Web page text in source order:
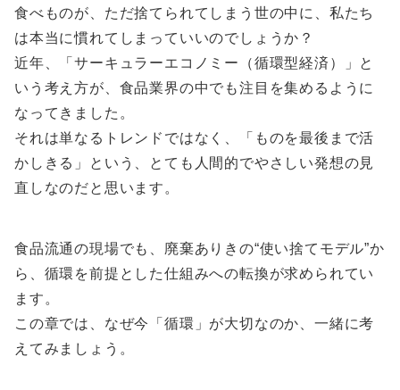
食べものが、ただ捨てられてしまう世の中に、私たち
は本当に慣れてしまっていいのでしょうか？
近年、「サーキュラーエコノミー（循環型経済）」と
いう考え方が、食品業界の中でも注目を集めるように
なってきました。
それは単なるトレンドではなく、「ものを最後まで活
かしきる」という、とても人間的でやさしい発想の見
直しなのだと思います。
食品流通の現場でも、廃棄ありきの“使い捨てモデル”か
ら、循環を前提とした仕組みへの転換が求められてい
ます。
この章では、なぜ今「循環」が大切なのか、一緒に考
えてみましょう。